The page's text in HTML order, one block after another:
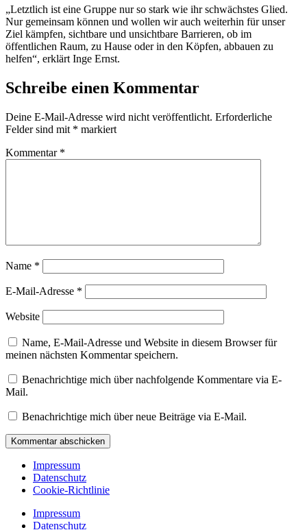
„Letztlich ist eine Gruppe nur so stark wie ihr schwächstes Glied.
Nur gemeinsam können und wollen wir auch weiterhin für unser
Ziel kämpfen, sichtbare und unsichtbare Barrieren, ob im
öffentlichen Raum, zu Hause oder in den Köpfen, abbauen zu
helfen“, erklärt Inge Ernst.
Schreibe einen Kommentar
Deine E-Mail-Adresse wird nicht veröffentlicht. Erforderliche
Felder sind mit * markiert
Kommentar *
Name *
E-Mail-Adresse *
Website
Name, E-Mail-Adresse und Website in diesem Browser für
meinen nächsten Kommentar speichern.
Benachrichtige mich über nachfolgende Kommentare via E-
Mail.
Benachrichtige mich über neue Beiträge via E-Mail.
Impressum
Datenschutz
Cookie-Richtlinie
Impressum
Datenschutz